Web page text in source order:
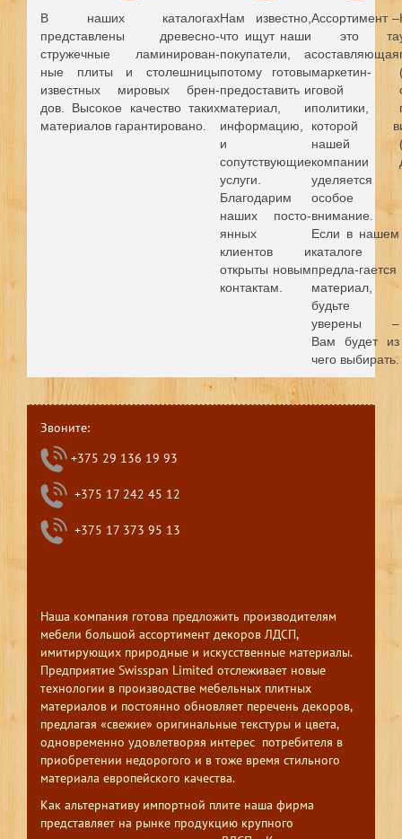
В наших каталогах
представлены древесно-
стружечные ламинирован-
ные плиты и столешницы
известных мировых брен-
дов. Высокое качество таких
материалов гарантировано.
Нам известно,
что ищут наши
покупатели, а
потому готовы
предоставить и
материал, и
информацию,
и
сопутствующие
услуги.
Благодарим
наших посто-
янных
клиентов и
открыты новым
контактам.
Ассортимент –
это та
составляющая
маркетин-
говой
политики,
которой в
нашей
компании
уделяется
особое
внимание.
Если в нашем
каталоге
предла-гается
материал,
будьте
уверены –
Вам будет из
чего выбирать.
Звоните:
+375 29 136 19 93
+375 17 242 45 12
+375 17 373 95 13
Наша компания готова предложить производителям
мебели большой ассортимент декоров ЛДСП,
имитирующих природные и искусственные материалы.
Предприятие Swisspan Limited отслеживает новые
технологии в производстве мебельных плитных
материалов и постоянно обновляет перечень декоров,
предлагая «свежие» оригинальные текстуры и цвета,
одновременно удовлетворяя интерес потребителя в
приобретении недорогого и в тоже время стильного
материала европейского качества.
Как альтернативу импортной плите наша фирма
представляет на рынке продукцию крупного